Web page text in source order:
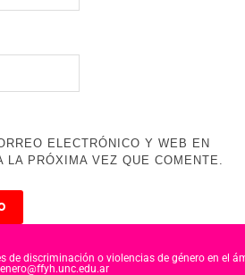
ELECTRÓNICO Y WEB EN
LA PRÓXIMA VEZ QUE COMENTE.
de discriminación o violencias de género en el